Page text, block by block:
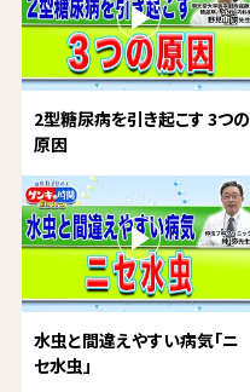
2型糖尿病を引き起こす 3つの
原因
水虫と間違えやすい病気「ニ
セ水虫」